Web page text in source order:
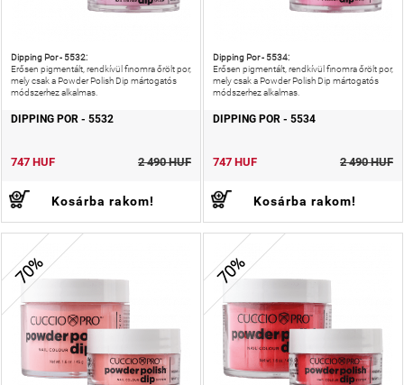
Dipping Por - 5532:
Erősen pigmentált, rendkívül finomra őrölt por,
mely csak a Powder Polish Dip mártogatós
módszerhez alkalmas.
DIPPING POR - 5532
747 HUF 2 490 HUF
Kosárba rakom!
Dipping Por - 5534:
Erősen pigmentált, rendkívül finomra őrölt por,
mely csak a Powder Polish Dip mártogatós
módszerhez alkalmas.
DIPPING POR - 5534
747 HUF 2 490 HUF
Kosárba rakom!
70% 70%